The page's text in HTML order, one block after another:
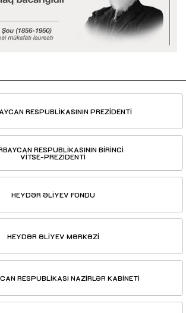
RESPUBLİKASININ PREZİDENTİ
RESPUBLİKASININ BİRİNCİ
VİTSE-PREZİDENTİ
HEYDƏR ƏLİYEV FONDU
HEYDƏR ƏLİYEV MƏRKƏZİ
RESPUBLİKASI NAZİRLƏR KABİNETİ